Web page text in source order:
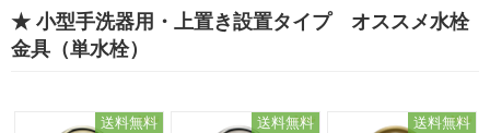
★ 小型手洗器用・上置き設置タイプ オススメ水栓
金具（単水栓）
送料無料 送料無料 送料無料